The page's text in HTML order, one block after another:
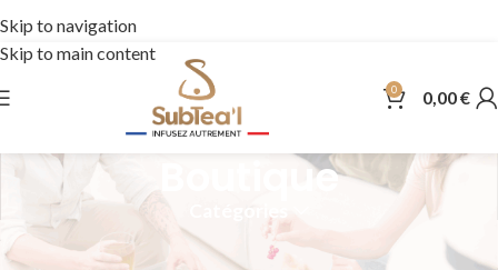
Skip to navigation
Skip to main content
0 0,00€
Boutique
Accueil Affichage de 1–12 sur 14 résultats